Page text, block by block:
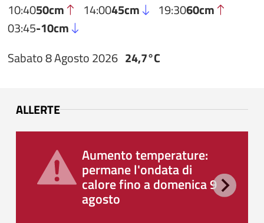
10:4050cm 14:0045cm 19:3060cm
03:45-10cm
Sabato 8 Agosto 2026 24,7°C
ALLERTE
Aumento temperature:
permane l'ondata di
calore fino a domenica 9
agosto